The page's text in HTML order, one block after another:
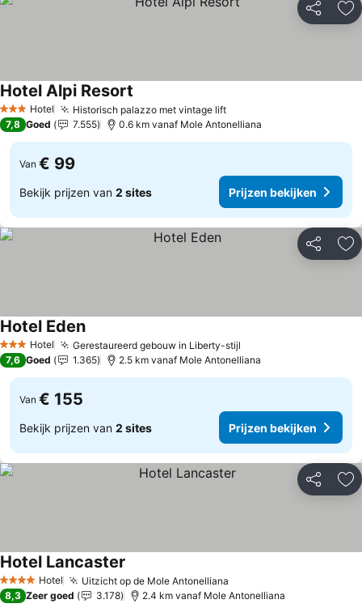
Delen
3 SterrenHotel Historisch palazzo met vintage lift
Hotel Alpi Resort
7,8 Goed 7.555 0.6 km vanaf Mole Antonelliana
Van € 99
Bekijk prijzen van 2 sites Prijzen bekijken
Delen
3 SterrenHotel Gerestaureerd gebouw in Liberty-stijl
Hotel Eden
7,6 Goed 1.365 2.5 km vanaf Mole Antonelliana
Van € 155
Bekijk prijzen van 2 sites Prijzen bekijken
Delen
4 SterrenHotel Uitzicht op de Mole Antonelliana
Hotel Lancaster
8,3 Zeer goed 3.178 2.4 km vanaf Mole Antonelliana